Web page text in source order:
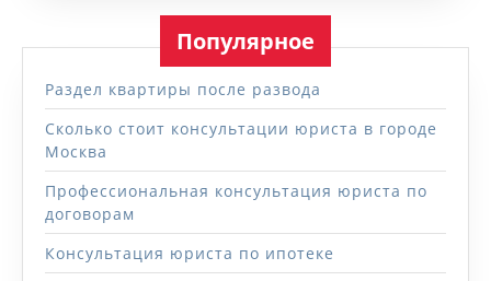
Популярное
Раздел квартиры после развода
Сколько стоит консультации юриста в городе
Москва
Профессиональная консультация юриста по
договорам
Консультация юриста по ипотеке